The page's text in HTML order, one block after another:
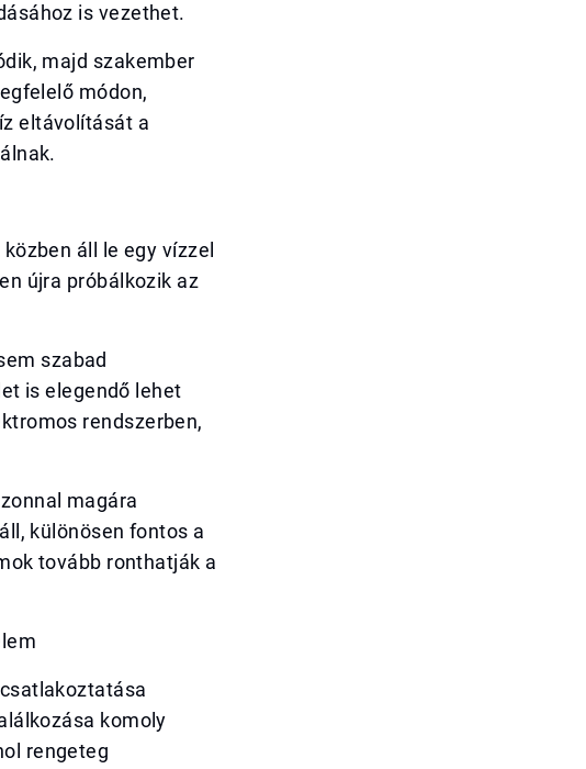
is vezethet.
majd szakember
módon,
eltávolítását a
áll le egy vízzel
újra próbálkozik az
szabad
is elegendő lehet
rendszerben,
magára
különösen fontos a
tovább ronthatják a
komoly
rengeteg